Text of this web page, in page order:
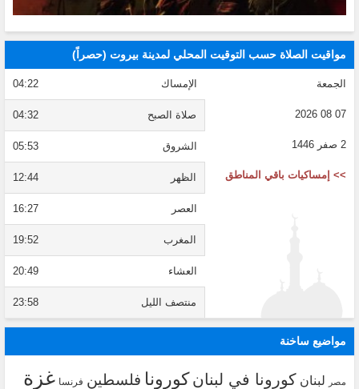
مواقيت الصلاة حسب التوقيت المحلي لمدينة بيروت (حصراً)
الجمعة
07 08 2026
2 صفر 1446
>> إمساكيات باقي المناطق
الإمساك 04:22
صلاة الصبح 04:32
الشروق 05:53
الظهر 12:44
العصر 16:27
المغرب 19:52
العشاء 20:49
منتصف الليل 23:58
مواضيع ساخنة
مصر لبنان كورونا في لبنانكورونا فلسطين فرنسا غزة